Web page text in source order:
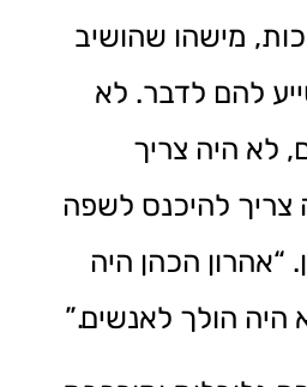
מישהו שהושיב
להם לדבר. לא
לא היה צריך
צריך להיכנס לשפה
“אהרון הכהן היה
היה הולך לאנשים.”